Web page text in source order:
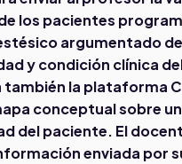
los pacientes
argumentado
y condición clínica
también la plataforma
conceptual sobre
del paciente. El
enviada por